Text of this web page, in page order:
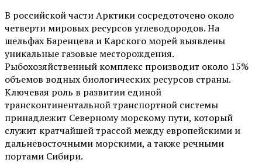
В российской части Арктики сосредоточено около
четверти мировых ресурсов углеводородов. На
шельфах Баренцева и Карского морей выявлены
уникальные газовые месторождения.
Рыбохозяйственный комплекс производит около 15%
объемов водных биологических ресурсов страны.
Ключевая роль в развитии единой
трансконтинентальной транспортной системы
принадлежит Северному морскому пути, который
служит кратчайшей трассой между европейскими и
дальневосточными морскими, а также речными
портами Сибири.